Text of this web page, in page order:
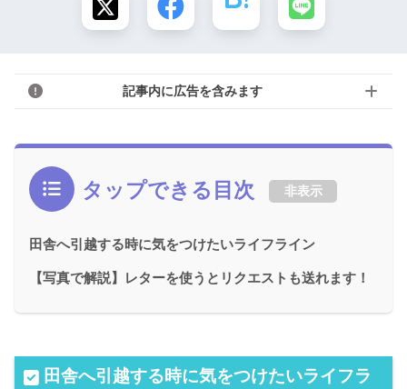
記事内に広告を含みます
タップできる目次 非表示
田舎へ引越する時に気をつけたいライフライン
【写真で解説】レターを使うとリクエストも送れます！
田舎へ引越する時に気をつけたいライフラ